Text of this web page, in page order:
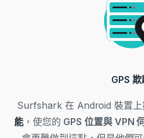
GPS
Surfshark 在 Android 裝置上
能，使您的 GPS 位置與 VPN